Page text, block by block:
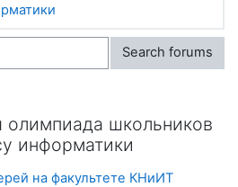
Search forums
олимпиада школьников
информатики
на факультете КНиИТ